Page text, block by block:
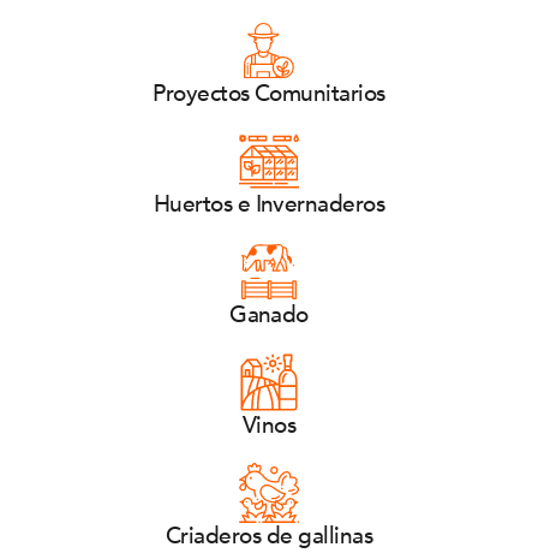
Proyectos Comunitarios
Huertos e Invernaderos
Ganado
Vinos
Criaderos de gallinas